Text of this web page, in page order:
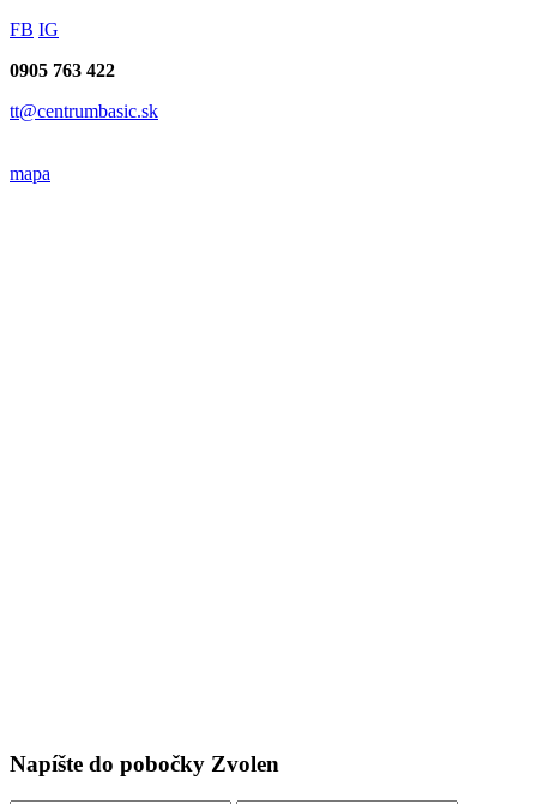
FB IG
0905 763 422
tt@centrumbasic.sk
mapa
Napíšte do pobočky Zvolen